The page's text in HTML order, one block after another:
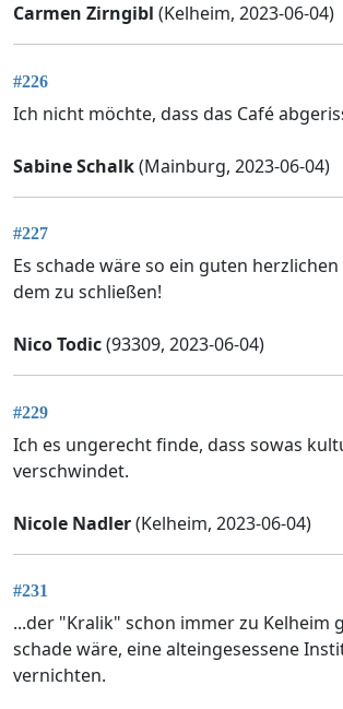
Carmen Zirngibl (Kelheim, 2023-06-04)
#226
Ich nicht möchte, dass das Café
Sabine Schalk(Mainburg, 2023-06-04)
#227
Es schade wäre so ein guten
dem zu schließen!
Nico Todic(93309, 2023-06-04)
#229
Ich es ungerecht finde, dass sowas
verschwindet.
Nicole Nadler(Kelheim, 2023-06-04)
#231
...der "Kralik" schon immer zu Kelheim
schade wäre, eine alteingesessene
vernichten.